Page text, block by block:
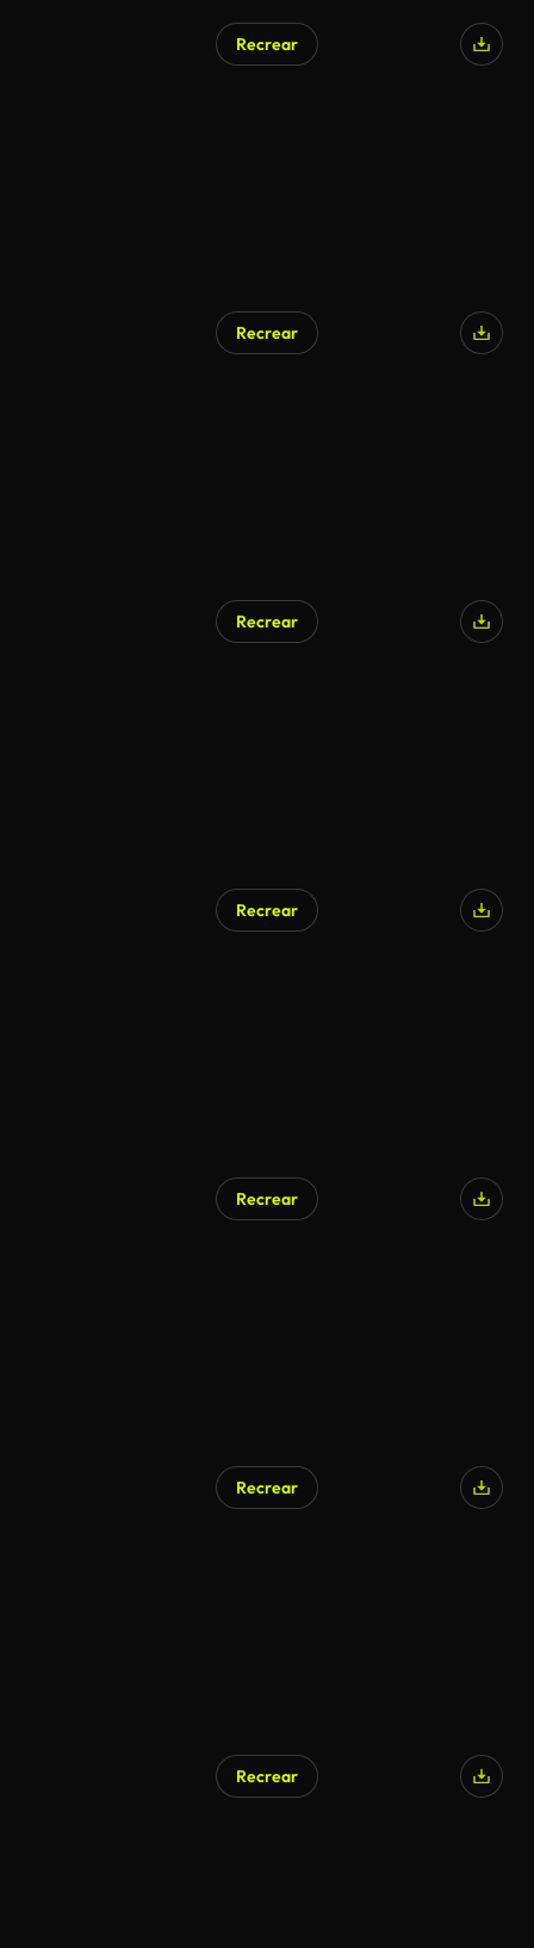
Recrear
Recrear
Recrear
Recrear
Recrear
Recrear
Recrear